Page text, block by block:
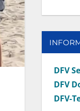
DFV
DFV
DFV-